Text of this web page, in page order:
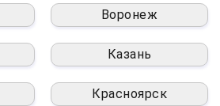
Воронеж
Казань
Красноярск